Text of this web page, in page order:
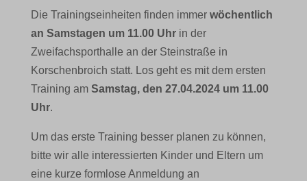
Die Trainingseinheiten finden immer wöchentlich
an Samstagen um 11.00 Uhrin der
Zweifachsporthalle an der Steinstraße in
Korschenbroich statt. Los geht es mit dem ersten
Training am Samstag, den 27.04.2024 um 11.00
Uhr.
Um das erste Training besser planen zu können,
bitte wir alle interessierten Kinder und Eltern um
eine kurze formlose Anmeldung an